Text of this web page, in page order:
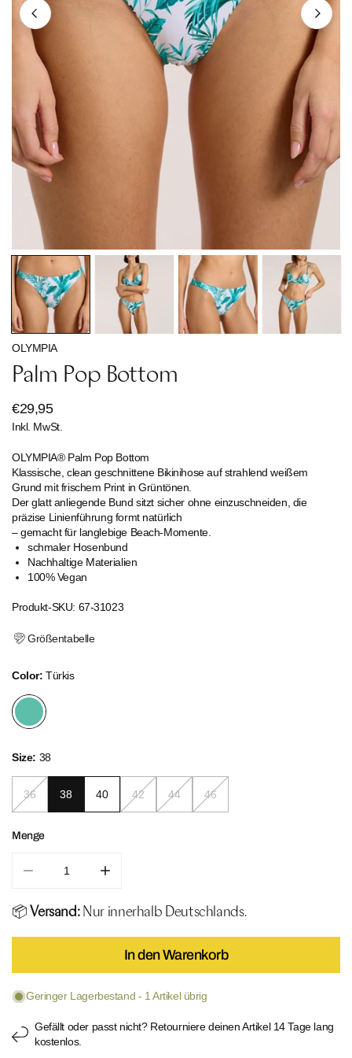
ÖFFNEN SIE MEDIEN IN DER GALERIEANSICHT
OLYMPIA
Palm Pop Bottom
Regulärer
Preis
€29,95
Inkl. MwSt.
OLYMPIA® Palm Pop Bottom
Klassische, clean geschnittene Bikinihose auf strahlend weißem
Grund mit frischem Print in Grüntönen.
Der glatt anliegende Bund sitzt sicher ohne einzuschneiden, die
präzise Linienführung formt natürlich
– gemacht für langlebige Beach-Momente.
schmaler Hosenbund
Nachhaltige Materialien
100% Vegan
Produkt-SKU: 67-31023
Größentabelle
Color: Türkis
Size: 38
36 38 40 42 44 46
Menge
📦 Versand:Nur innerhalb Deutschlands.
In den Warenkorb
Geringer Lagerbestand - 1 Artikel übrig
Gefällt oder passt nicht? Retourniere deinen Artikel 14 Tage lang
kostenlos.